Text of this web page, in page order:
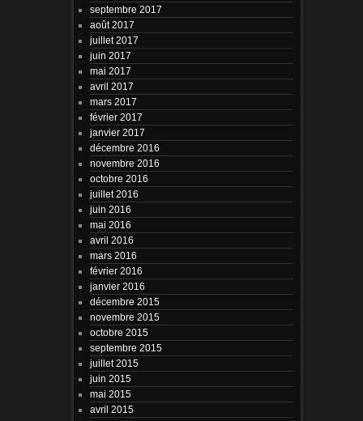
septembre 2017
août 2017
juillet 2017
juin 2017
mai 2017
avril 2017
mars 2017
février 2017
janvier 2017
décembre 2016
novembre 2016
octobre 2016
juillet 2016
juin 2016
mai 2016
avril 2016
mars 2016
février 2016
janvier 2016
décembre 2015
novembre 2015
octobre 2015
septembre 2015
juillet 2015
juin 2015
mai 2015
avril 2015